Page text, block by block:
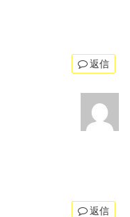
返信
返信